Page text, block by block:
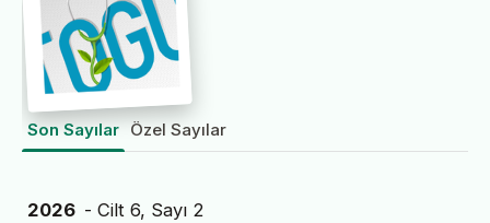
Son Sayılar Özel Sayılar
2026 - Cilt 6, Sayı 2